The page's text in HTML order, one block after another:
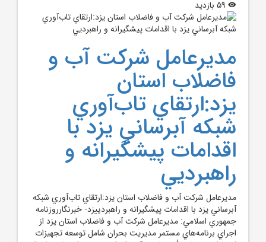
مديرعامل شرکت آب و
فاضلاب استان
يزد:ارتقاي تاب‌آوري
شبکه آبرساني يزد با
اقدامات پيشگيرانه و
راهبرديي
مديرعامل شرکت آب و فاضلاب استان يزد:ارتقاي تاب‌آوري شبکه
آبرساني يزد با اقدامات پيشگيرانه و راهبردييزد- خبرنگارروزنامه
جمهوري اسلامي: مديرعامل شرکت آب و فاضلاب استان يزد از
اجراي برنامه‌هاي مستمر مديريت بحران شامل توسعه تجهيزات